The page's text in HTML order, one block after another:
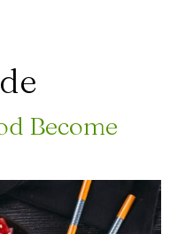
Become